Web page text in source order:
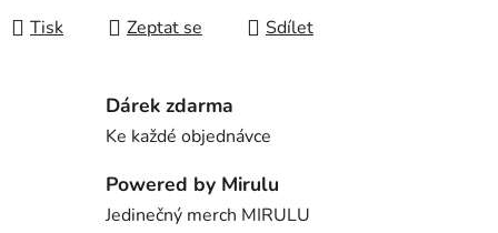
Tisk Zeptat se Sdílet
Dárek zdarma
Ke každé objednávce
Powered by Mirulu
Jedinečný merch MIRULU